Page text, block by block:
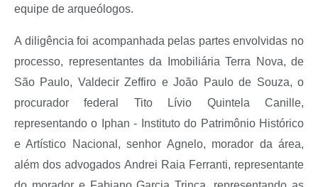
equipe de arqueólogos.
A diligência foi acompanhada pelas partes envolvidas no
processo, representantes da Imobiliária Terra Nova, de
São Paulo, Valdecir Zeffiro e João Paulo de Souza, o
procurador federal Tito Lívio Quintela Canille,
representando o Iphan - Instituto do Patrimônio Histórico
e Artístico Nacional, senhor Agnelo, morador da área,
além dos advogados Andrei Raia Ferranti, representante